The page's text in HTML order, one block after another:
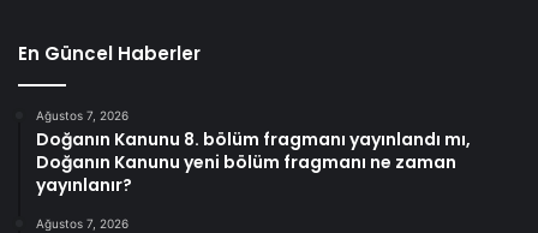
En Güncel Haberler
Ağustos 7, 2026
Doğanın Kanunu 8. bölüm fragmanı yayınlandı mı,
Doğanın Kanunu yeni bölüm fragmanı ne zaman
yayınlanır?
Ağustos 7, 2026